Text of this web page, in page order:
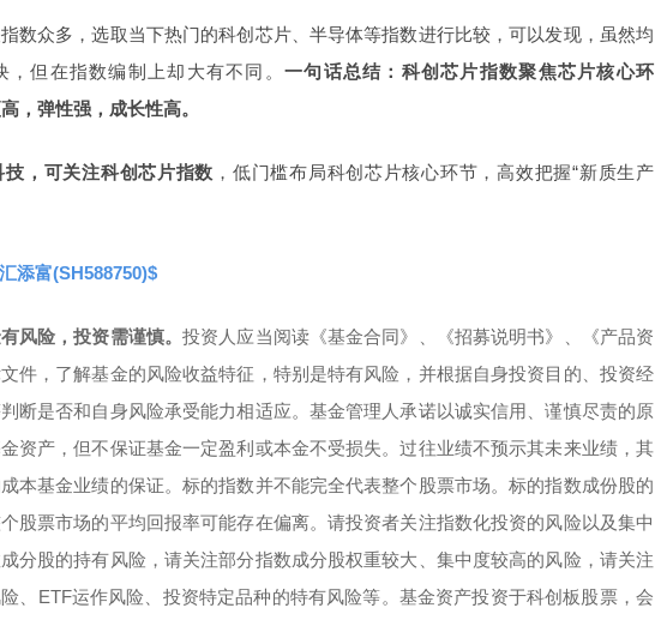
数众多，选取当下热门的科创芯片、半导体等指数进行比较，可以发现，虽然均
，但在指数编制上却大有不同。 一句话总结：科创芯片指数聚焦芯片核心环
，弹性强，成长性高。
，可关注科创芯片指数 ，低门槛布局科创芯片核心环节，高效把握“新质生产
添富(SH588750)$
风险，投资需谨慎。投资人应当阅读《基金合同》、《招募说明书》、《产品资
件，了解基金的风险收益特征，特别是特有风险，并根据自身投资目的、投资经
断是否和自身风险承受能力相适应。基金管理人承诺以诚实信用、谨慎尽责的原
资产，但不保证基金一定盈利或本金不受损失。过往业绩不预示其未来业绩，其
本基金业绩的保证。标的指数并不能完全代表整个股票市场。标的指数成份股的
股票市场的平均回报率可能存在偏离。请投资者关注指数化投资的风险以及集中
分股的持有风险，请关注部分指数成分股权重较大、集中度较高的风险，请关注
、ETF运作风险、投资特定品种的特有风险等。基金资产投资于科创板股票，会